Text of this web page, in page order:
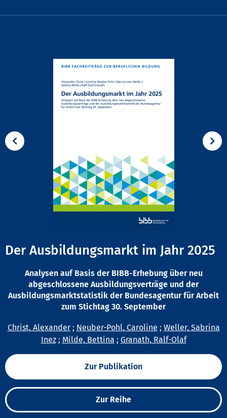
Der Ausbildungsmarkt im Jahr 2025
Analysen auf Basis der BIBB-Erhebung über neu
abgeschlossene Ausbildungsverträge und der
Ausbildungsmarktstatistik der Bundesagentur für Arbeit
zum Stichtag 30. September
Christ, Alexander; Neuber-Pohl, Caroline ; Weller, Sabrina
Inez; Milde, Bettina ; Granath, Ralf-Olaf
Zur Publikation
Zur Reihe